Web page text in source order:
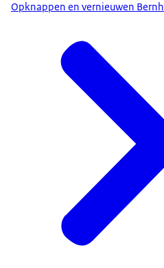
Opknappen en vernieuwen